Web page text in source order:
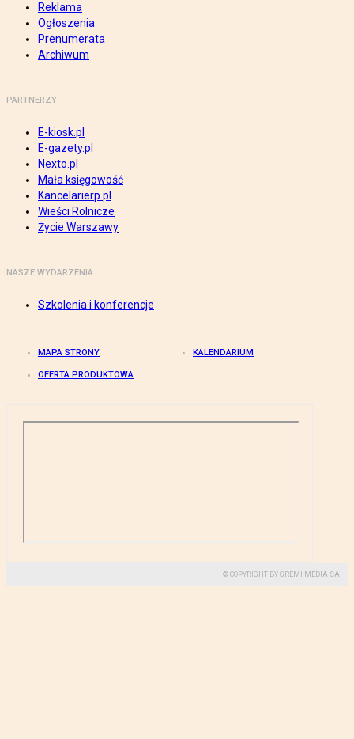
Reklama
Ogłoszenia
Prenumerata
Archiwum
PARTNERZY
E-kiosk.pl
E-gazety.pl
Nexto.pl
Mała księgowość
Kancelarierp.pl
Wieści Rolnicze
Życie Warszawy
NASZE WYDARZENIA
Szkolenia i konferencje
MAPA STRONY KALENDARIUM
OFERTA PRODUKTOWA
© COPYRIGHT BY GREMI MEDIA SA